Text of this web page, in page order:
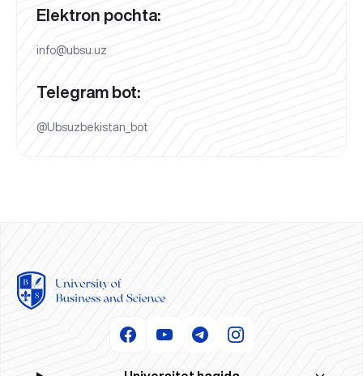
Elektron pochta:
info@ubsu.uz
Telegram bot:
@Ubsuzbekistan_bot